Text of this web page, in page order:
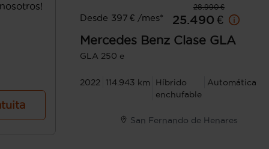
28.990 €
Desde 397 € /mes*
25.490 €
Mercedes Benz Clase GLA
GLA 250 e
2022 114.943 km
Híbrido
enchufable
Automática
San Fernando de Henares